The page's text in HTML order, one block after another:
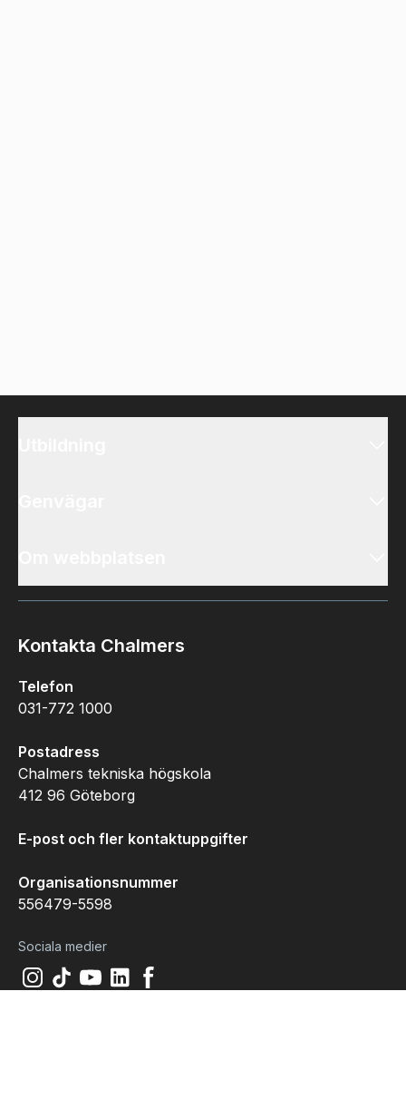
Kontakta Chalmers
Telefon
031-772 1000
Postadress
Chalmers tekniska högskola
412 96 Göteborg
E-post och fler kontaktuppgifter
Organisationsnummer
556479-5598
Sociala medier
Instagram
(Öppnas i ny flik)
Tiktok
(Öppnas i ny flik)
Youtube
(Öppnas i ny flik)
LinkedIn
(Öppnas i ny flik)
Facebook
(Öppnas i ny flik)